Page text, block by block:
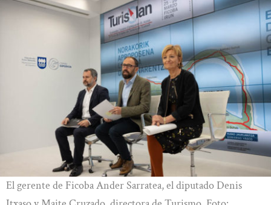
El gerente de Ficoba Ander Sarratea, el diputado Denis